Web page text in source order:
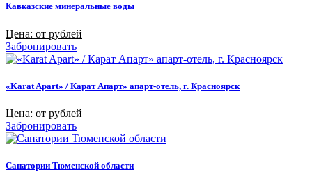
Кавказские минеральные воды
Цена: от рублей
Забронировать
«Karat Apart» / Карат Апарт» апарт-отель, г. Красноярск
Цена: от рублей
Забронировать
Санатории Тюменской области